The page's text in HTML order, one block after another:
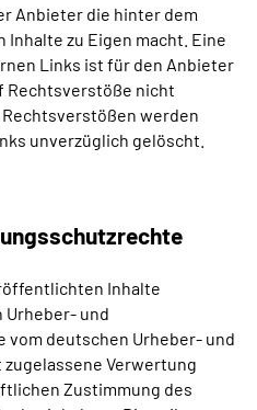
Anbieter die hinter dem
zu Eigen macht. Eine
Links ist für den Anbieter
Rechtsverstöße nicht
werden
unverzüglich gelöscht.
Inhalte
und
deutschen Urheber- und
Verwertung
Zustimmung des